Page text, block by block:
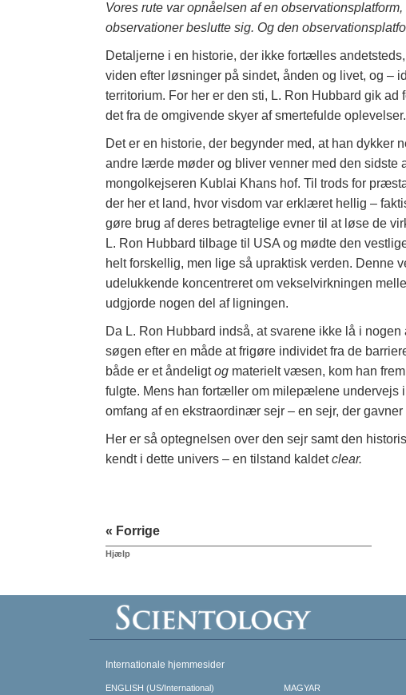
Vores rute var opnåelsen af en
observationer beslutte sig. Og den
Detaljerne i en historie, der ikke fortælles
viden efter løsninger på sindet, ånden og livet, og –
territorium. For her er den sti, L. Ron Hubbard gik
det fra de omgivende skyer af smertefulde oplevelser.
Det er en historie, der begynder med, at han dykker
andre lærde møder og bliver venner med den
mongolkejseren Kublai Khans hof. Til trods for
der her et land, hvor visdom var erklæret hellig –
gøre brug af deres betragtelige evner til at løse de
L. Ron Hubbard tilbage til USA og mødte den
helt forskellig, men lige så upraktisk verden. Denne
udelukkende koncentreret om vekselvirkningen
udgjorde nogen del af ligningen.
Da L. Ron Hubbard indså, at svarene ikke lå i
søgen efter en måde at frigøre individet fra de
både er et åndeligtog materielt væsen, kom han
fulgte. Mens han fortæller om milepælene undervejs
omfang af en ekstraordinær sejr – en sejr, der
Her er så optegnelsen over den sejr samt den
kendt i dette univers – en tilstand kaldetclear.
« Forrige
Hjælp
Internationale hjemmesider
ENGLISH (US/International) MAGYAR